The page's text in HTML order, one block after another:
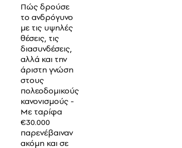
Πώς δρούσε
το ανδρόγυνο
με τις υψηλές
θέσεις, τις
διασυνδέσεις,
αλλά και την
άριστη γνώση
στους
πολεοδομικούς
κανονισμούς -
Με ταρίφα
€30.000
παρενέβαιναν
ακόμη και σε